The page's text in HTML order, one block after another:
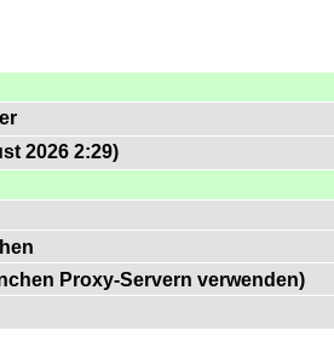
2026 2:29)
Proxy-Servern verwenden)